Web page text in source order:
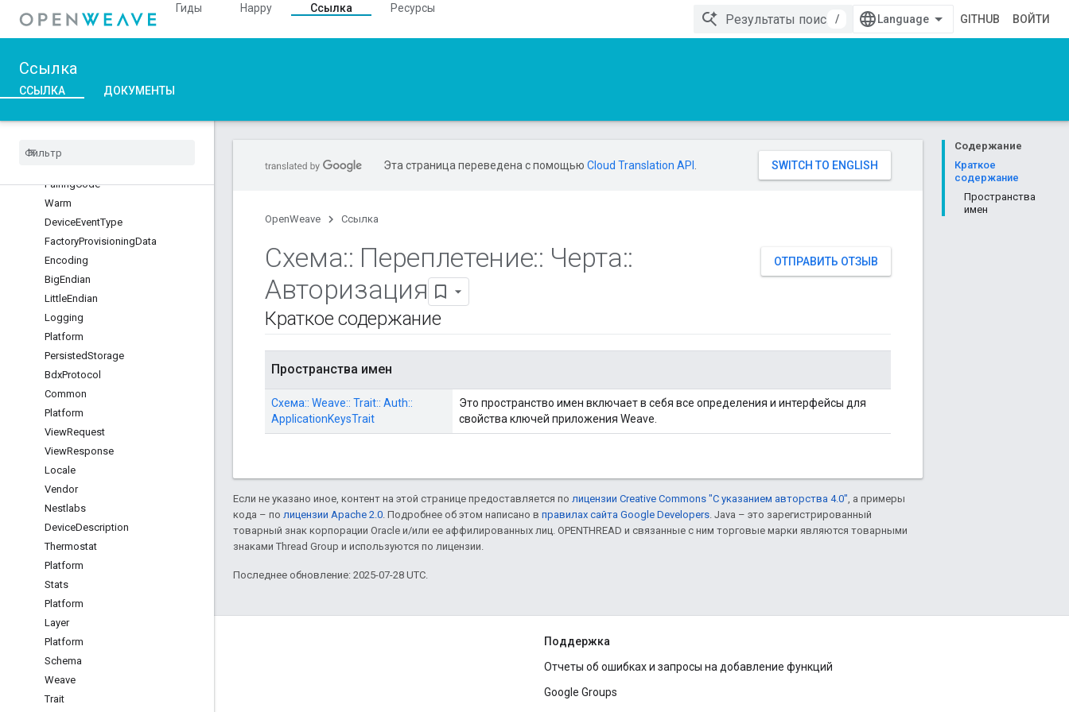
Гиды Happy Ссылка
Ресурсы
/
GITHUB ВОЙТИ
Ссылка
ССЫЛКА ДОКУМЕНТЫ
Platform
Development
DeviceCA
PairingCode
Warm
DeviceEventType
FactoryProvisioningData
Encoding
BigEndian
LittleEndian
Logging
Platform
PersistedStorage
BdxProtocol
Common
Platform
ViewRequest
ViewResponse
Locale
Vendor
Nestlabs
DeviceDescription
Thermostat
Platform
Stats
Platform
Layer
Platform
Schema
Weave
Trait
Содержание
Краткое
содержание
Пространства
имен
Эта страница переведена с помощью Cloud Translation API
OpenWeave Ссылка
ОТПРАВИТЬ ОТЗЫВ
Схема:: Переплетение:: Черта::
Авторизация
Краткое содержание
Пространства имен
Схема:: Weave:: Trait:: Auth::
ApplicationKeysTrait
Это пространство имен включает в себя все определения и интерфейсы для
свойства ключей приложения Weave.
Если не указано иное, контент на этой странице предоставляется по лицензии Creative Commons "С указанием авторства 4.0", а примеры
кода – по лицензии Apache 2.0. Подробнее об этом написано в правилах сайта Google Developers. Java – это зарегистрированный
товарный знак корпорации Oracle и/или ее аффилированных лиц. OPENTHREAD и связанные с ним торговые марки являются товарными
знаками Thread Group и используются по лицензии.
Последнее обновление: 2025-07-28 UTC.
GitHub
OpenWeave
Поддержка
Отчеты об ошибках и запросы на добавление функций
Google Groups